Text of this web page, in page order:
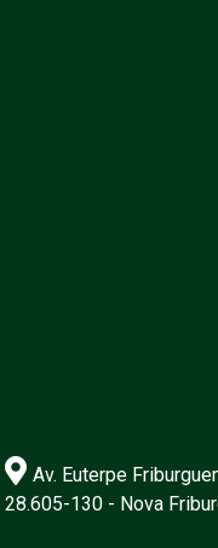
Av. Euterpe
28.605-130 - Nova